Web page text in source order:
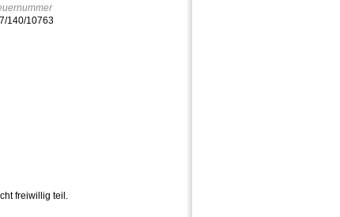
140/10763
freiwillig teil.